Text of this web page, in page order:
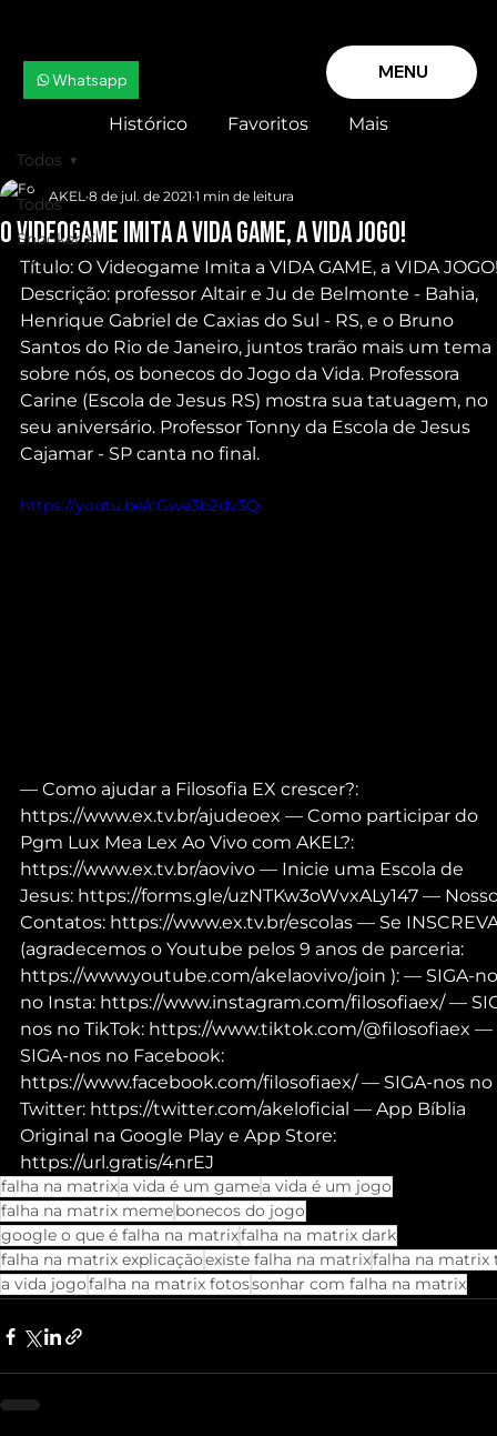
MENU
Whatsapp
Histórico Favoritos Mais
Todos
Snooker X
Todos
O Videogame Imita a VIDA GAME, a VIDA JOGO!
AKEL 8 de jul. de 2021 1 min de leitura
Título: O Videogame Imita a VIDA GAME, a VIDA
Descrição: professor Altair e Ju de Belmonte - Bahia,
Henrique Gabriel de Caxias do Sul - RS, e o Bruno
Santos do Rio de Janeiro, juntos trarão mais um tema
sobre nós, os bonecos do Jogo da Vida. Professora
Carine (Escola de Jesus RS) mostra sua tatuagem, no
seu aniversário. Professor Tonny da Escola de Jesus
Cajamar - SP canta no final.
https://youtu.be/cGwe3b2dv3Q
— Como ajudar a Filosofia EX crescer?:
https://www.ex.tv.br/ajudeoex — Como participar do
Pgm Lux Mea Lex Ao Vivo com AKEL?:
https://www.ex.tv.br/aovivo — Inicie uma Escola de
Jesus: https://forms.gle/uzNTKw3oWvxALy147 —
Contatos: https://www.ex.tv.br/escolas — Se
(agradecemos o Youtube pelos 9 anos de parceria:
https://www.youtube.com/akelaovivo/join ): — SIGA-
no Insta: https://www.instagram.com/filosofiaex/ —
nos no TikTok: https://www.tiktok.com/@filosofiaex —
SIGA-nos no Facebook:
https://www.facebook.com/filosofiaex/ — SIGA-nos no
Twitter: https://twitter.com/akeloficial — App Bíblia
Original na Google Play e App Store:
https://url.gratis/4nrEJ
falha na matrixa vida é um gamea vida é um jogo
falha na matrix memebonecos do jogo
google o que é falha na matrixfalha na matrix dark
falha na matrix explicaçãoexiste falha na matrixfalha na matrix
a vida jogofalha na matrix fotossonhar com falha na matrix